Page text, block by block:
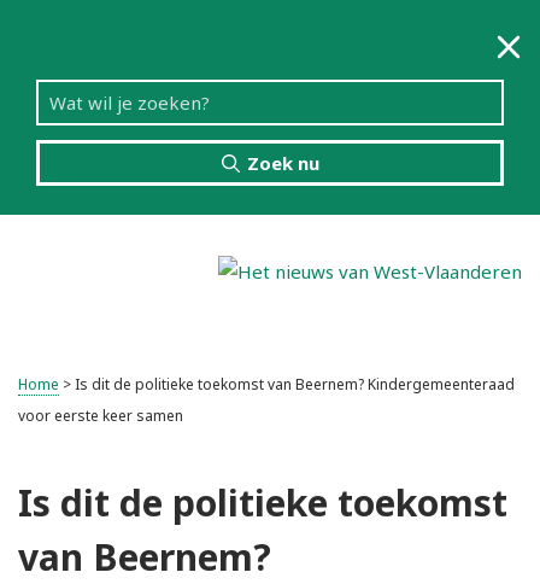
Zoek nu
Home > Is dit de politieke toekomst van Beernem? Kindergemeenteraad
voor eerste keer samen
Is dit de politieke toekomst
van Beernem?